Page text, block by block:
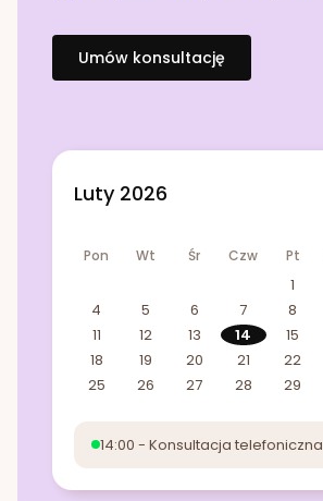
Umów konsultację
Luty 2026
Pon Wt Śr Czw Pt
1
4
5 6 7 8
11
12 13 14 15
18
19 20 21 22
25
26 27 28 29
14:00 - Konsultacja telefoniczna